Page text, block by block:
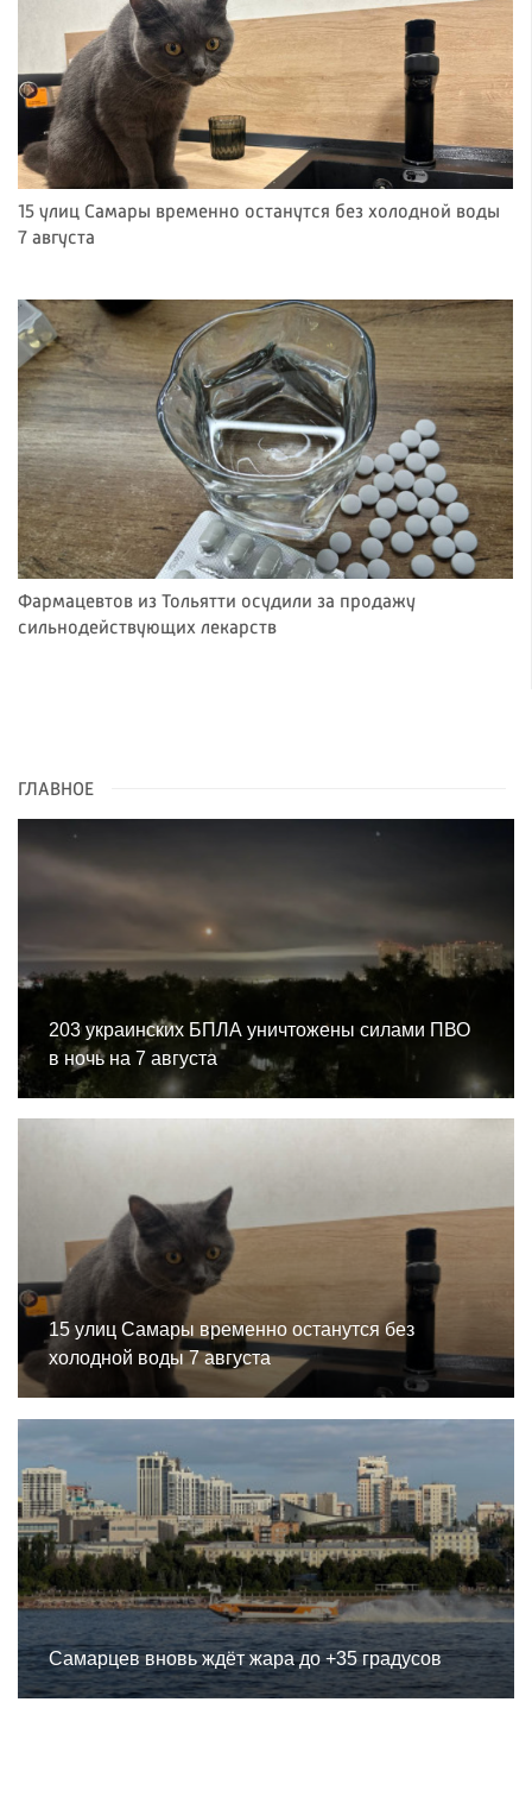
15 улиц Самары временно останутся без холодной воды
7 августа
Фармацевтов из Тольятти осудили за продажу
сильнодействующих лекарств
ГЛАВНОЕ
203 украинских БПЛА уничтожены силами ПВО
в ночь на 7 августа
15 улиц Самары временно останутся без
холодной воды 7 августа
Самарцев вновь ждёт жара до +35 градусов